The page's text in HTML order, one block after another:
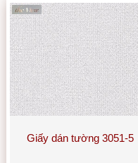
Giấy dán tường 3051-5